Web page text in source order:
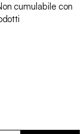
cumulabile con